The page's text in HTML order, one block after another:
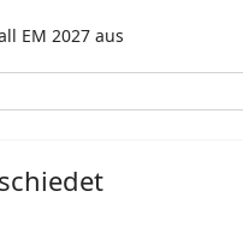
EM 2027 aus